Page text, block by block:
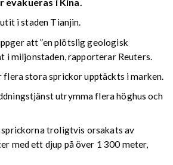
i staden Tianjin.
att ”en plötslig geologisk
miljonstaden, rapporterar Reuters.
flera stora sprickor upptäckts i marken.
utrymma flera höghus och
sprickorna troligtvis orsakats av
med ett djup på över 1 300 meter,